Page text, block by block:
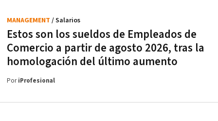
Estos son los sueldos de Empleados de
Comercio a partir de agosto 2026, tras la
homologación del último aumento
MANAGEMENT / Salarios
PoriProfesional